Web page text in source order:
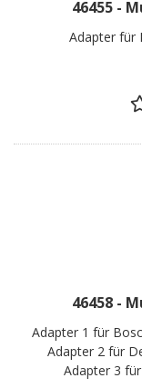
46455 -
Adapter für
46458 -
Adapter 1 für
Adapter 2 für
Adapter 3